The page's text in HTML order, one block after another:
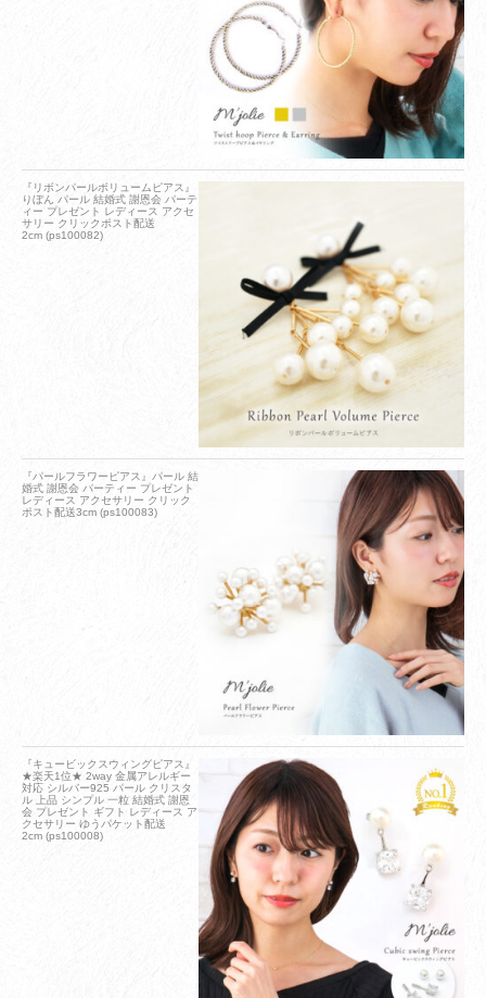
『リボンパールボリュームピアス』
りぼん パール 結婚式 謝恩会 パーテ
ィー プレゼント レディース アクセ
サリー クリックポスト配送
2cm (ps100082)
『パールフラワーピアス』パール 結
婚式 謝恩会 パーティー プレゼント
レディース アクセサリー クリック
ポスト配送3cm (ps100083)
『キュービックスウィングピアス』
★楽天1位★ 2way 金属アレルギー
対応 シルバー925 パール クリスタ
ル 上品 シンプル 一粒 結婚式 謝恩
会 プレゼント ギフト レディース ア
クセサリー ゆうパケット配送
2cm (ps100008)